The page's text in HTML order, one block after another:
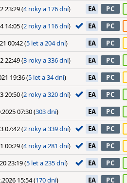
23:29 (4 roky a 176 dní) EA
PC
14:05 (2 roky a 116 dní) EA
PC
00:42 (5 let a 204 dní) EA
PC
22:49 (3 roky a 336 dní) EA
PC
19:36 (5 let a 34 dní) EA
PC
20:50 (2 roky a 320 dní) EA
PC
07:30 (303 dní) EA
PC
07:42 (2 roky a 339 dní) EA
PC
00:29 (4 roky a 281 dní) EA
PC
23:19 (5 let a 235 dní) EA
PC
15:54 (170 dní) EA
PC